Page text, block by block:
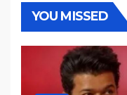
YOU MISSED